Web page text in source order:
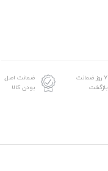
۷ روز ضمانت
بازگشت
ضمانت اصل
بودن کالا